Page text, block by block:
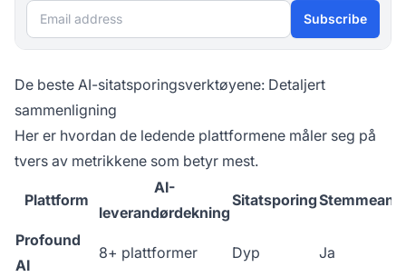
Email address Subscribe
De beste AI-sitatsporingsverktøyene: Detaljert
sammenligning
Her er hvordan de ledende plattformene måler seg på
tvers av metrikkene som betyr mest.
Plattform
AI-
leverandørdekning
Sitatsporing
Profound
AI
8+ plattformer Dyp Ja